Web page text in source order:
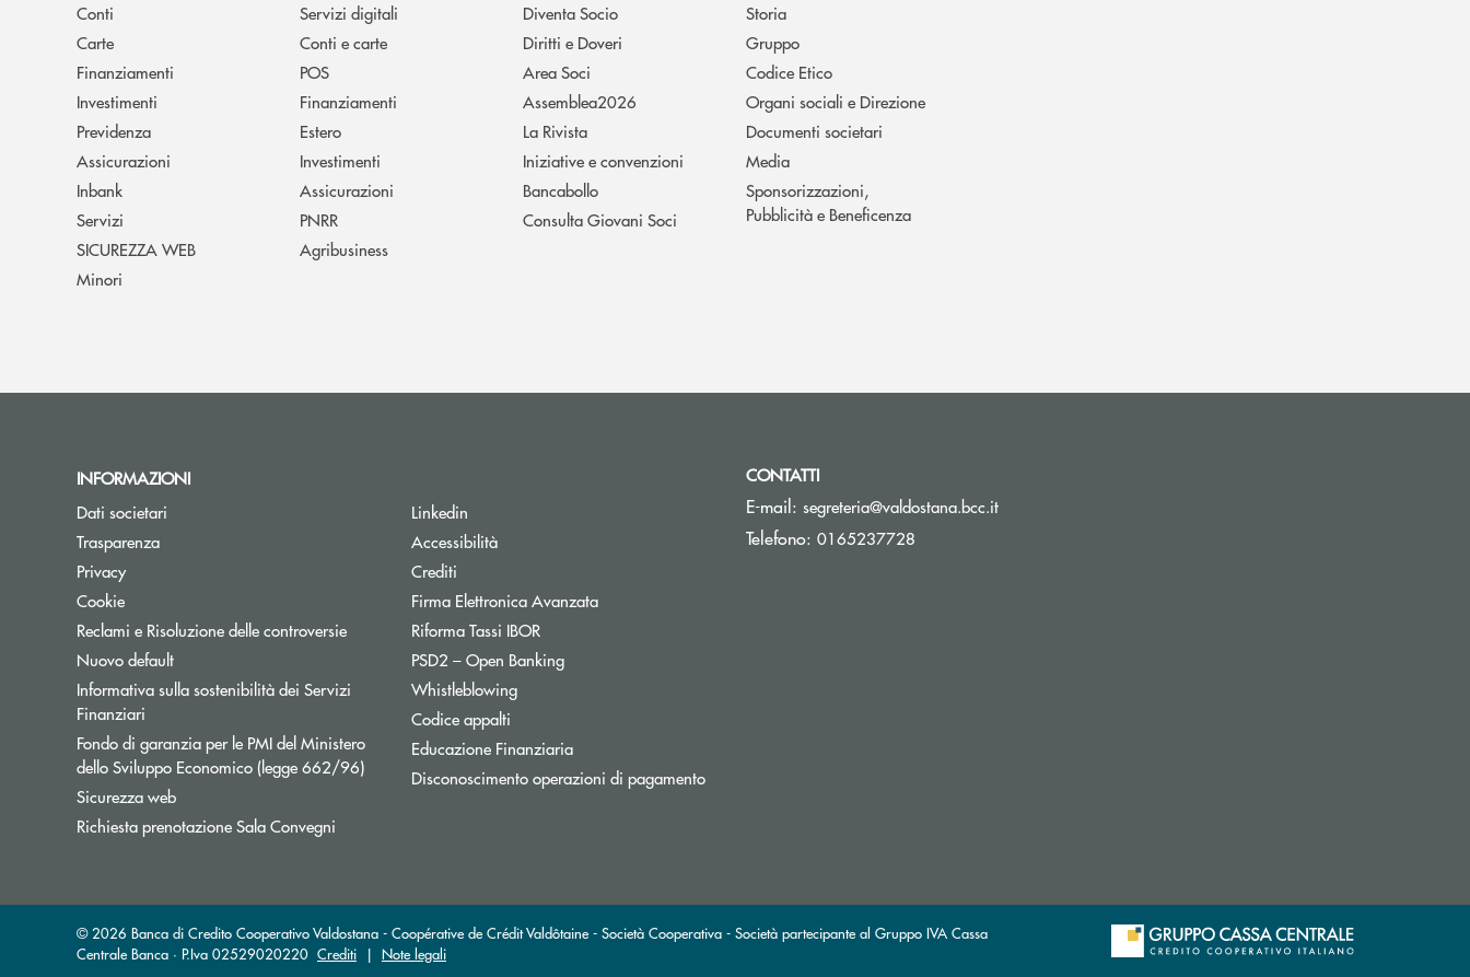
Conti
Carte
Finanziamenti
Investimenti
Previdenza
Assicurazioni
Inbank
Servizi
SICUREZZA WEB
Minori
Servizi digitali
Conti e carte
POS
Finanziamenti
Estero
Investimenti
Assicurazioni
PNRR
Agribusiness
Diventa Socio
Diritti e Doveri
Area Soci
Assemblea2026
La Rivista
Iniziative e convenzioni
Bancabollo
Consulta Giovani Soci
Storia
Gruppo
Codice Etico
Organi sociali e Direzione
Documenti societari
Media
Sponsorizzazioni,
Pubblicità e Beneficenza
INFORMAZIONI
Dati societari
Trasparenza
Privacy
Cookie
Reclami e Risoluzione delle controversie
Nuovo default
Informativa sulla sostenibilità dei Servizi
Finanziari
Fondo di garanzia per le PMI del Ministero
dello Sviluppo Economico (legge 662/96)Apre una nuova finestra
Sicurezza web
Richiesta prenotazione Sala Convegni
Linkedin
Accessibilità
Crediti
Firma Elettronica Avanzata
Riforma Tassi IBOR
PSD2 – Open Banking
Whistleblowing
Codice appalti
Educazione Finanziaria
Disconoscimento operazioni di pagamento
CONTATTI
E-mail: segreteria@valdostana.bcc.it(si apre l’app di posta elettronica)
Telefono: 0165237728
© 2026 Banca di Credito Cooperativo Valdostana - Coopérative de Crédit Valdôtaine - Società Cooperativa - Società partecipante al Gruppo IVA Cassa
Centrale Banca · P.Iva 02529020220 Crediti | Note legali